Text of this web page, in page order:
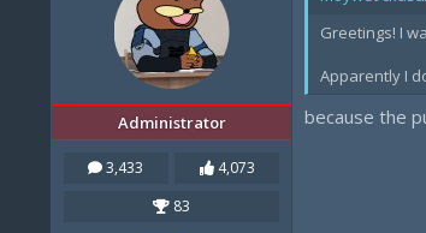
Administrator
3,433
4,073
83
Greetings! I
Apparently I
because the